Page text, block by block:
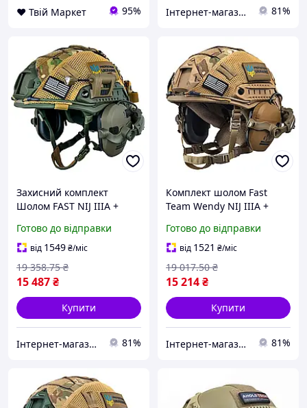
❤️ Твій Маркет 95% Інтернет-магазин Already Better 81%
Захисний комплект
Шолом FAST NIJ IIIA +
Slim з чебурашкою +
ліхтарик + кавер (розмір
M)
Готово до відправки
від 1549₴/міс
15 487₴
19 358.75 ₴
Купити
Інтернет-магазин Already Better 81%
Комплект шолом Fast
Team Wendy NIJ IIIA +
+ кріплення Чебурашки +
кавер (Мультикам) M
Готово до відправки
від 1521 ₴/міс
15 214₴
19 017.50 ₴
Купити
Інтернет-магазин Already Better 81%